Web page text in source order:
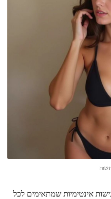
אינטימיות שמתאימים לכל